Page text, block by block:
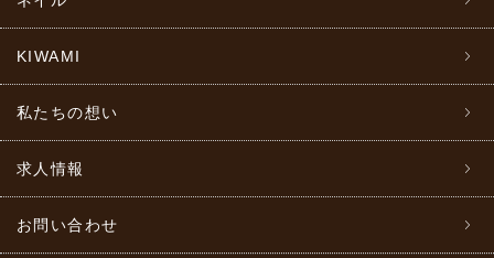
KIWAMI
私たちの想い
求人情報
お問い合わせ